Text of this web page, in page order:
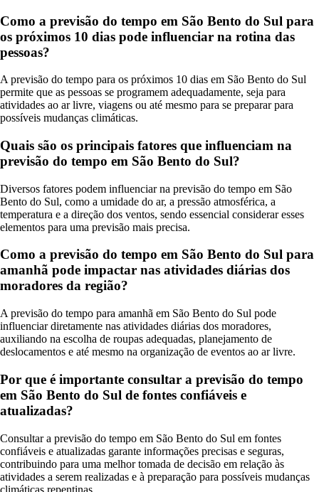
Como a previsão do tempo em São Bento do Sul para
os próximos 10 dias pode influenciar na rotina das
pessoas?
A previsão do tempo para os próximos 10 dias em São Bento do Sul
permite que as pessoas se programem adequadamente, seja para
atividades ao ar livre, viagens ou até mesmo para se preparar para
possíveis mudanças climáticas.
Quais são os principais fatores que influenciam na
previsão do tempo em São Bento do Sul?
Diversos fatores podem influenciar na previsão do tempo em São
Bento do Sul, como a umidade do ar, a pressão atmosférica, a
temperatura e a direção dos ventos, sendo essencial considerar esses
elementos para uma previsão mais precisa.
Como a previsão do tempo em São Bento do Sul para
amanhã pode impactar nas atividades diárias dos
moradores da região?
A previsão do tempo para amanhã em São Bento do Sul pode
influenciar diretamente nas atividades diárias dos moradores,
auxiliando na escolha de roupas adequadas, planejamento de
deslocamentos e até mesmo na organização de eventos ao ar livre.
Por que é importante consultar a previsão do tempo
em São Bento do Sul de fontes confiáveis e
atualizadas?
Consultar a previsão do tempo em São Bento do Sul em fontes
confiáveis e atualizadas garante informações precisas e seguras,
contribuindo para uma melhor tomada de decisão em relação às
atividades a serem realizadas e à preparação para possíveis mudanças
climáticas repentinas.